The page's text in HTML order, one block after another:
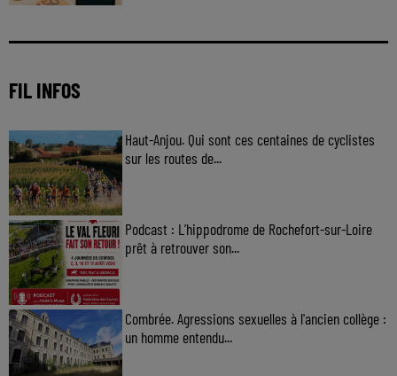
FIL INFOS
Haut-Anjou. Qui sont ces centaines de cyclistes
sur les routes de...
Podcast : L’hippodrome de Rochefort-sur-Loire
prêt à retrouver son...
Combrée. Agressions sexuelles à l'ancien collège :
un homme entendu...